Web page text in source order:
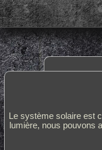
Le système solaire est
lumière, nous pouvons